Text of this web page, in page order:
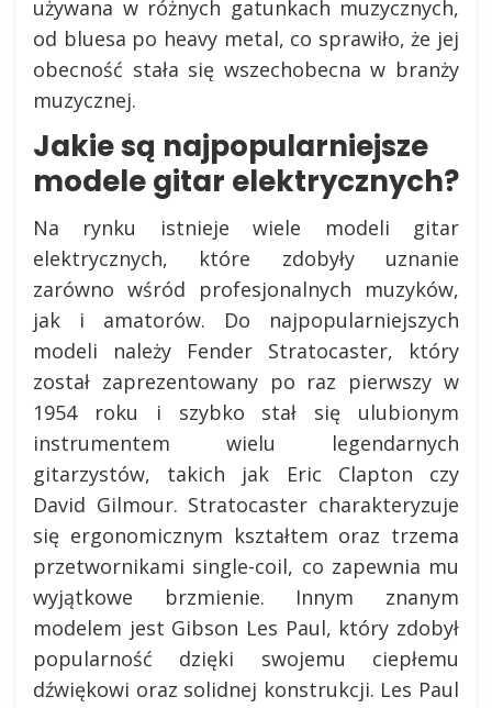
używana w różnych gatunkach muzycznych,
od bluesa po heavy metal, co sprawiło, że jej
obecność stała się wszechobecna w branży
muzycznej.
Jakie są najpopularniejsze
modele gitar elektrycznych?
Na rynku istnieje wiele modeli gitar
elektrycznych, które zdobyły uznanie
zarówno wśród profesjonalnych muzyków,
jak i amatorów. Do najpopularniejszych
modeli należy Fender Stratocaster, który
został zaprezentowany po raz pierwszy w
1954 roku i szybko stał się ulubionym
instrumentem wielu legendarnych
gitarzystów, takich jak Eric Clapton czy
David Gilmour. Stratocaster charakteryzuje
się ergonomicznym kształtem oraz trzema
przetwornikami single-coil, co zapewnia mu
wyjątkowe brzmienie. Innym znanym
modelem jest Gibson Les Paul, który zdobył
popularność dzięki swojemu ciepłemu
dźwiękowi oraz solidnej konstrukcji. Les Paul